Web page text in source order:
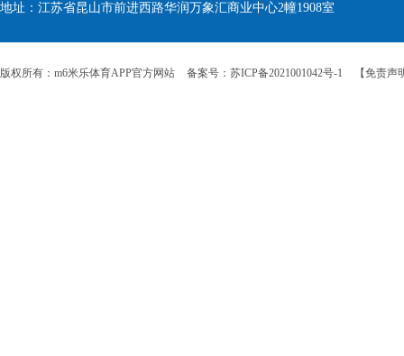
地址：江苏省昆山市前进西路华润万象汇商业中心2幢1908室
版权所有：m6米乐体育APP官方网站 备案号：苏ICP备2021001042号-1 【免责声